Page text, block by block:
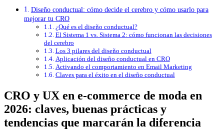
Diseño conductual: cómo decide el cerebro y cómo usarlo para
mejorar tu CRO
¿Qué es el diseño conductual?
El Sistema 1 vs. Sistema 2: cómo funcionan las decisiones
del cerebro
Los 3 pilares del diseño conductual
Aplicación del diseño conductual en CRO
Activando el comportamiento en Email Marketing
Claves para el éxito en el diseño conductual
CRO y UX en e-commerce de moda en
2026: claves, buenas prácticas y
tendencias que marcarán la diferencia